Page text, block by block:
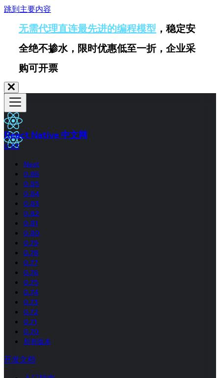
跳到主要内容
无需代理直连最先进的编程模型 ，稳定安
全绝不掺水，限时优惠低至一折，企业采
购可开票
React Native 中文网
0.83
Next
0.86
0.85
0.84
0.83
0.82
0.81
0.80
0.79
0.78
0.77
0.76
0.75
0.74
0.73
0.72
0.71
0.70
所有版本
开发文档